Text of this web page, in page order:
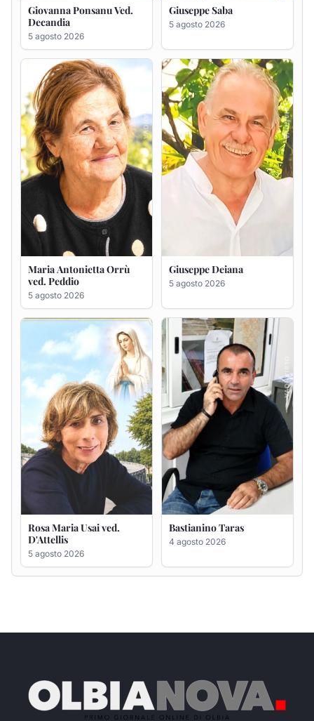
Maria Antonietta Orrù
ved. Peddio
5 agosto 2026
Giuseppe Deiana
5 agosto 2026
Rosa Maria Usai ved.
D'Attellis
5 agosto 2026
Bastianino Taras
4 agosto 2026